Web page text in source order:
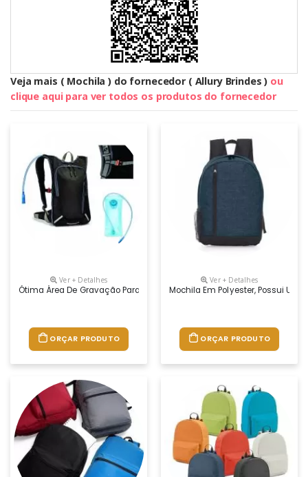
Veja mais ( Mochila ) do fornecedor ( Allury Brindes ) ou
clique aqui para ver todos os produtos do fornecedor
Ver + Detalhes
Ótima Área De Gravação Para Se Destacar Em Eventos De Esporte E
ORÇAR PRODUTO
Ver + Detalhes
Mochila Em Polyester, Possui Um
ORÇAR PRODUTO